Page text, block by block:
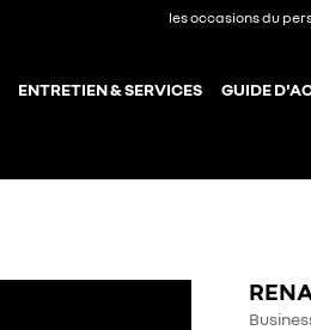
les occasions du
ENTRETIEN & SERVICES GUIDE